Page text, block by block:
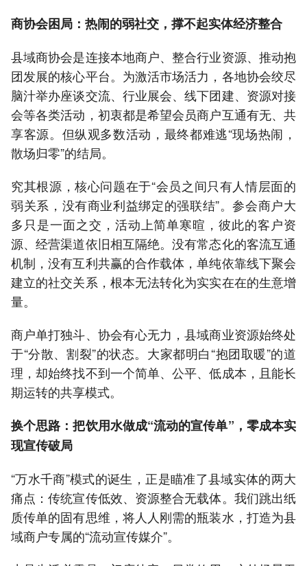
商协会困局：热闹的弱社交，撑不起实体经济整合
县域商协会是连接本地商户、整合行业资源、推动抱
团发展的核心平台。为激活市场活力，各地协会绞尽
脑汁举办座谈交流、行业展会、线下团建、资源对接
会等各类活动，初衷都是希望会员商户互通有无、共
享客源。但纵观多数活动，最终都难逃“现场热闹，
散场归零”的结局。
究其根源，核心问题在于“会员之间只有人情层面的
弱关系，没有商业利益绑定的强联结”。参会商户大
多只是一面之交，活动上简单寒暄，彼此的客户资
源、经营渠道依旧相互隔绝。没有常态化的客流互通
机制，没有互利共赢的合作载体，单纯依靠线下聚会
建立的社交关系，根本无法转化为实实在在的生意增
量。
商户单打独斗、协会有心无力，县域商业资源始终处
于“分散、割裂”的状态。大家都明白“抱团取暖”的道
理，却始终找不到一个简单、公平、低成本，且能长
期运转的共享模式。
换个思路：把饮用水做成“流动的宣传单”，零成本实
现宣传破局
“万水千商”模式的诞生，正是瞄准了县域实体的两大
痛点：传统宣传低效、资源整合无载体。我们跳出纸
质传单的固有思维，将人人刚需的瓶装水，打造为县
域商户专属的“流动宣传媒介”。